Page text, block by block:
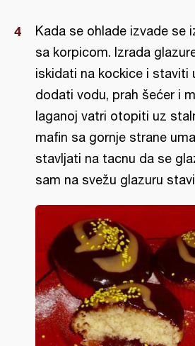
Kada se ohlade izvade se
sa korpicom. Izrada
iskidati na kockice i staviti
dodati vodu, prah šećer i
laganoj vatri otopiti uz
mafin sa gornje strane
stavljati na tacnu da se
sam na svežu glazuru